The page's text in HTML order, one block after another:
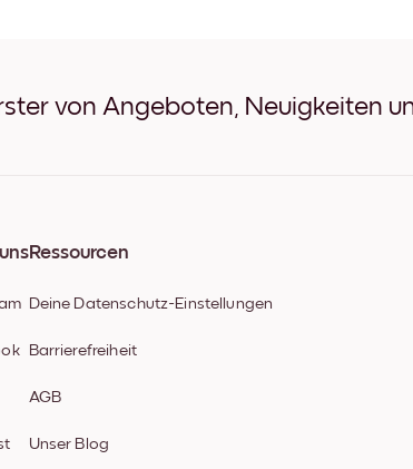
von Angeboten, Neuigkeiten
Ressourcen
Deine Datenschutz-Einstellungen
Barrierefreiheit
AGB
Unser Blog